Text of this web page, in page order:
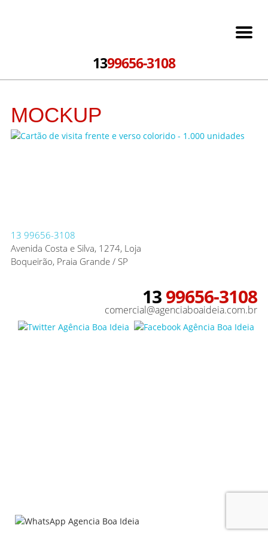
1399656-3108
MOCKUP
13 99656-3108
Avenida Costa e Silva, 1274, Loja
Boqueirão, Praia Grande / SP
1399656-3108
comercial@agenciaboaideia.com.br